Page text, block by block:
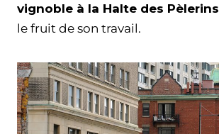
vignoble à la Halte des Pèlerins
le fruit de son travail.